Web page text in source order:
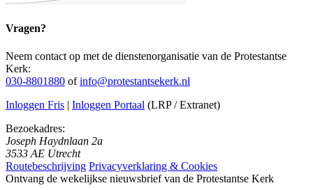
Vragen?
Neem contact op met de dienstenorganisatie van de Protestantse
Kerk:
030-8801880 ofinfo@protestantsekerk.nl
Inloggen Fris | Inloggen Portaal (LRP / Extranet)
Bezoekadres:
Joseph Haydnlaan 2a
3533 AE Utrecht
Routebeschrijving Privacyverklaring & Cookies
Ontvang de wekelijkse nieuwsbrief van de Protestantse Kerk